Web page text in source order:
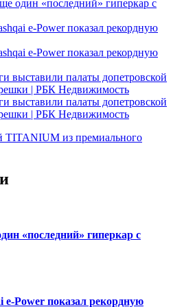
один «последний» гиперкар с
e-Power показал рекордную
e-Power показал рекордную
выставили палаты допетровской
| РБК Недвижимость
выставили палаты допетровской
| РБК Недвижимость
TITANIUM из премиального
«последний» гиперкар с
e-Power показал рекордную